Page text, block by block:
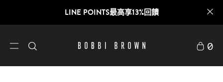
LINE POINTS最高享13%回饋
0